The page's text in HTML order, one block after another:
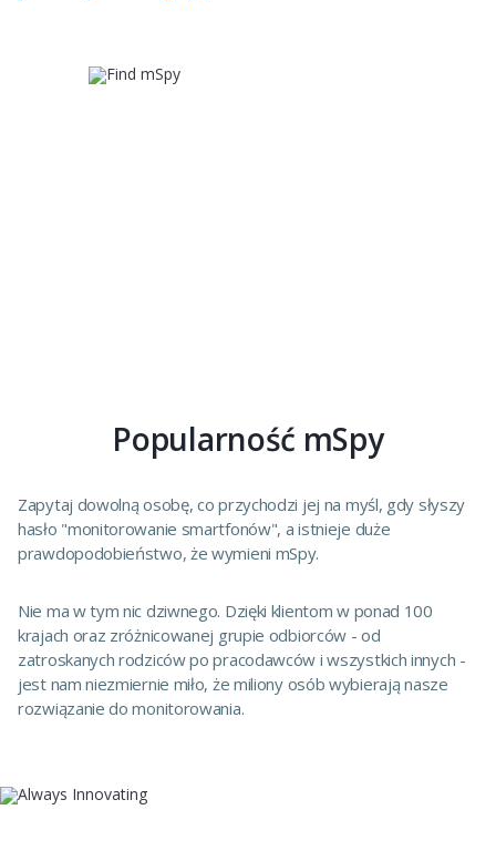
Popularność mSpy
Zapytaj dowolną osobę, co przychodzi jej na myśl, gdy słyszy
hasło "monitorowanie smartfonów", a istnieje duże
prawdopodobieństwo, że wymieni mSpy.
Nie ma w tym nic dziwnego. Dzięki klientom w ponad 100
krajach oraz zróżnicowanej grupie odbiorców - od
zatroskanych rodziców po pracodawców i wszystkich innych -
jest nam niezmiernie miło, że miliony osób wybierają nasze
rozwiązanie do monitorowania.